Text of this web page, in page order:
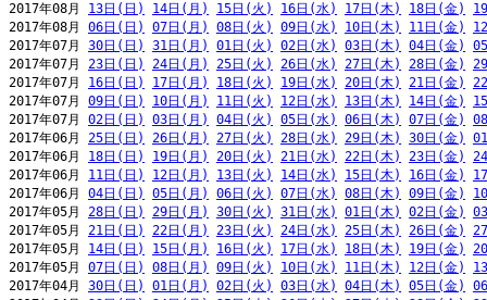
2017年08月 13日(日) 14日(月) 15日(火) 16日(水) 17日(木) 18日(金)
2017年08月 06日(日) 07日(月) 08日(火) 09日(水) 10日(木) 11日(金)
2017年07月 30日(日) 31日(月) 01日(火) 02日(水) 03日(木) 04日(金)
2017年07月 23日(日) 24日(月) 25日(火) 26日(水) 27日(木) 28日(金)
2017年07月 16日(日) 17日(月) 18日(火) 19日(水) 20日(木) 21日(金)
2017年07月 09日(日) 10日(月) 11日(火) 12日(水) 13日(木) 14日(金)
2017年07月 02日(日) 03日(月) 04日(火) 05日(水) 06日(木) 07日(金)
2017年06月 25日(日) 26日(月) 27日(火) 28日(水) 29日(木) 30日(金)
2017年06月 18日(日) 19日(月) 20日(火) 21日(水) 22日(木) 23日(金)
2017年06月 11日(日) 12日(月) 13日(火) 14日(水) 15日(木) 16日(金)
2017年06月 04日(日) 05日(月) 06日(火) 07日(水) 08日(木) 09日(金)
2017年05月 28日(日) 29日(月) 30日(火) 31日(水) 01日(木) 02日(金)
2017年05月 21日(日) 22日(月) 23日(火) 24日(水) 25日(木) 26日(金)
2017年05月 14日(日) 15日(月) 16日(火) 17日(水) 18日(木) 19日(金)
2017年05月 07日(日) 08日(月) 09日(火) 10日(水) 11日(木) 12日(金)
2017年04月 30日(日) 01日(月) 02日(火) 03日(水) 04日(木) 05日(金)